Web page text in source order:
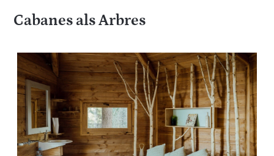
Cabanes als Arbres